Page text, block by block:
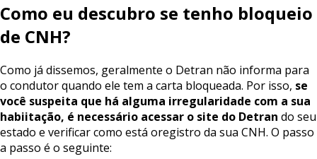
Como eu descubro se tenho bloqueio
de CNH?
Como já dissemos, geralmente o Detran não informa para
o condutor quando ele tem a carta bloqueada. Por isso, se
você suspeita que há alguma irregularidade com a sua
habiitação, é necessário acessar o site do Detran do seu
estado e verificar como está oregistro da sua CNH. O passo
a passo é o seguinte: